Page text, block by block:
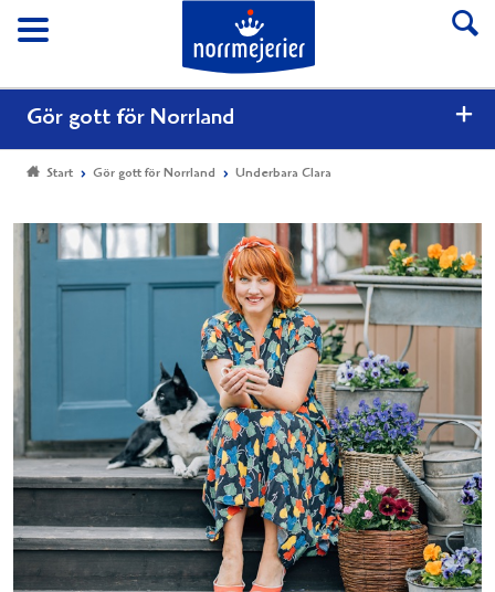
Meny
Till Norrmejerier
Gör gott för Norrland
Start Gör gott för Norrland Underbara Clara